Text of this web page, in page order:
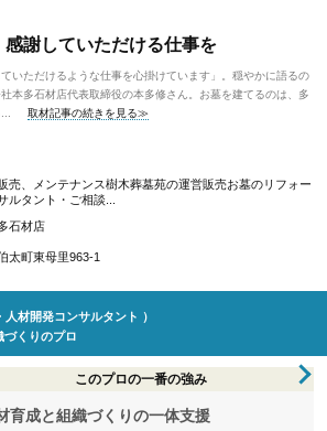
謝していただける仕事を
いただけるような仕事を心掛けています」。穏やかに語るの
本多石材店代表取締役の本多修さん。お墓を建てるのは、多
取材記事の続きを見る≫
売、メンテナンス樹木葬墓苑の運営販売お墓のリフォー
ルタント・ご相談...
石材店
太町東母里963-1
人材開発コンサルタント ）
づくりのプロ
このプロの一番の強み
育成と組織づくりの一体支援